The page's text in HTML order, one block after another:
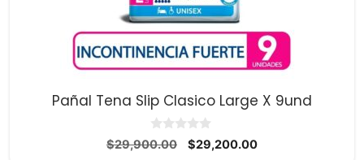
Pañal Tena Slip Clasico Large X 9und
0
d
$29,900.00
El
$29,200.00El